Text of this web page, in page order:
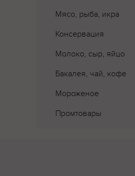
Мясо, рыба, икра
Консервация
Молоко, сыр, яйцо
Бакалея, чай, кофе
Мороженое
Промтовары